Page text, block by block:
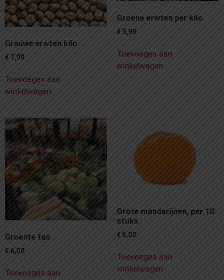
Grauwe erwten kilo
€ 7,99
Toevoegen aan
winkelwagen
Groene erwten per kilo
€ 3,99
Toevoegen aan
winkelwagen
Groente tas
€ 6,00
Toevoegen aan
Grote mandarijnen, per 10
stuks
€5,00
Toevoegen aan
winkelwagen